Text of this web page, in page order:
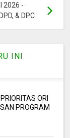
2026 -
& DPC
INI
ORI
PROGRAM